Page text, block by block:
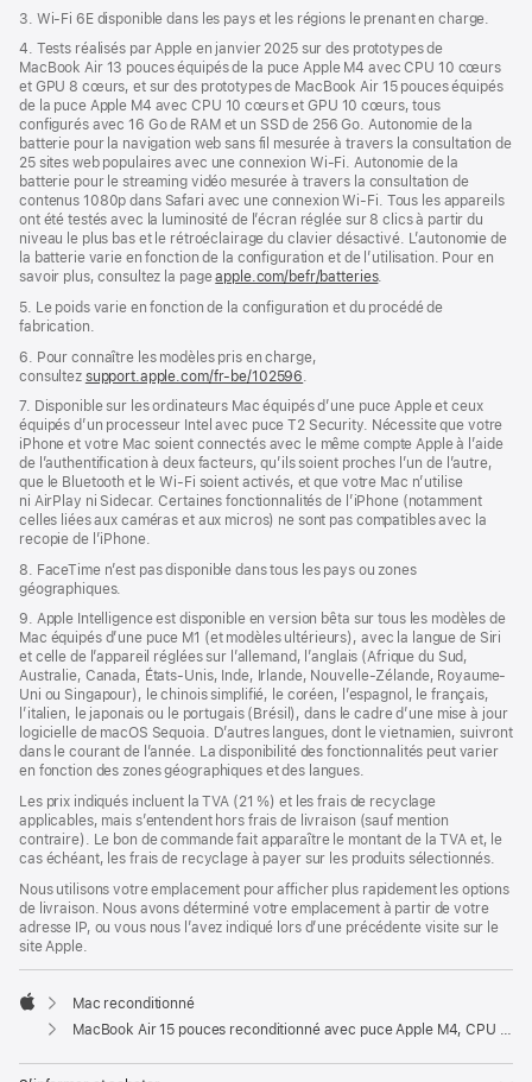
3. Wi-Fi 6E disponible dans les pays et les régions le prenant en charge.
4. Tests réalisés par Apple en janvier 2025 sur des prototypes de
MacBook Air 13 pouces équipés de la puce Apple M4 avec CPU 10 cœurs
et GPU 8 cœurs, et sur des prototypes de MacBook Air 15 pouces équipés
de la puce Apple M4 avec CPU 10 cœurs et GPU 10 cœurs, tous
configurés avec 16 Go de RAM et un SSD de 256 Go. Autonomie de la
batterie pour la navigation web sans fil mesurée à travers la consultation de
25 sites web populaires avec une connexion Wi-Fi. Autonomie de la
batterie pour le streaming vidéo mesurée à travers la consultation de
contenus 1080p dans Safari avec une connexion Wi-Fi. Tous les appareils
ont été testés avec la luminosité de l’écran réglée sur 8 clics à partir du
niveau le plus bas et le rétroéclairage du clavier désactivé. L’autonomie de
la batterie varie en fonction de la configuration et de l’utilisation. Pour en
savoir plus, consultez la pageapple.com/befr/batteries.
5. Le poids varie en fonction de la configuration et du procédé de
fabrication.
6. Pour connaître les modèles pris en charge,
consultez support.apple.com/fr-be/102596
7. Disponible sur les ordinateurs Mac équipés d’une puce Apple et ceux
équipés d’un processeur Intel avec puce T2 Security. Nécessite que votre
iPhone et votre Mac soient connectés avec le même compte Apple à l’aide
de l’authentification à deux facteurs, qu’ils soient proches l’un de l’autre,
que le Bluetooth et le Wi-Fi soient activés, et que votre Mac n’utilise
ni AirPlay ni Sidecar. Certaines fonctionnalités de l’iPhone (notamment
celles liées aux caméras et aux micros) ne sont pas compatibles avec la
recopie de l’iPhone.
8. FaceTime n’est pas disponible dans tous les pays ou zones
géographiques.
9. Apple Intelligence est disponible en version bêta sur tous les modèles de
Mac équipés d’une puce M1 (et modèles ultérieurs), avec la langue de Siri
et celle de l’appareil réglées sur l’allemand, l’anglais (Afrique du Sud,
Australie, Canada, États-Unis, Inde, Irlande, Nouvelle-Zélande, Royaume-
Uni ou Singapour), le chinois simplifié, le coréen, l’espagnol, le français,
l’italien, le japonais ou le portugais (Brésil), dans le cadre d’une mise à jour
logicielle de macOS Sequoia. D’autres langues, dont le vietnamien, suivront
dans le courant de l’année. La disponibilité des fonctionnalités peut varier
en fonction des zones géographiques et des langues.
Les prix indiqués incluent la TVA (21 %) et les frais de recyclage
applicables, mais s’entendent hors frais de livraison (sauf mention
contraire). Le bon de commande fait apparaître le montant de la TVA et, le
cas échéant, les frais de recyclage à payer sur les produits sélectionnés.
Nous utilisons votre emplacement pour afficher plus rapidement les options
de livraison. Nous avons déterminé votre emplacement à partir de votre
adresse IP, ou vous nous l’avez indiqué lors d’une précédente visite sur le
site Apple.
Apple
Mac reconditionné
MacBook Air 15 pouces reconditionné avec puce Apple M4, CPU 10 cœurs et GPU 10 cœurs – Argent